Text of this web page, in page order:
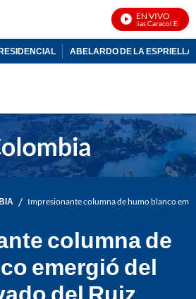
EN VIVO
Noticias Caracol En Vivo
ABELARDO DE LA ESPRIELLA
/ Impresionante columna de humo blanco
columna de
emergió del
del Ruiz